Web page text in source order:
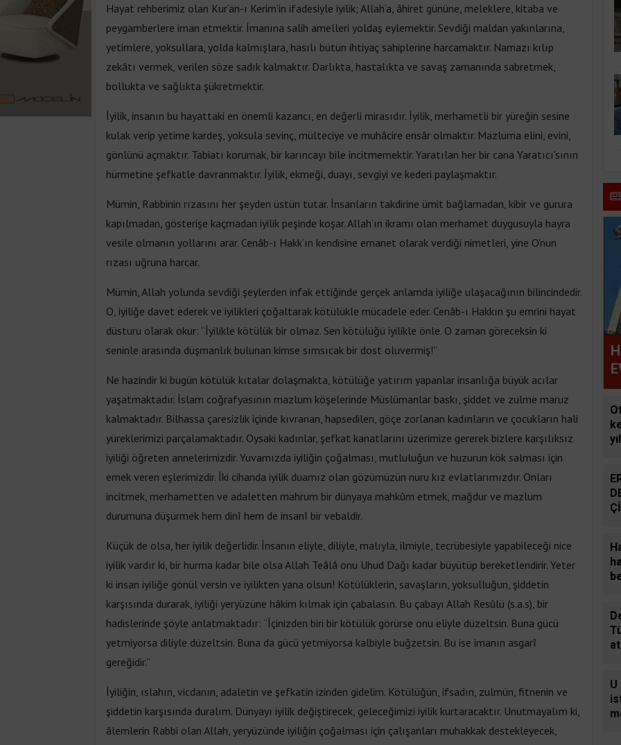
Hayat rehberimiz olan Kur’an-ı Kerim’in ifadesiyle iyilik; Allah’a, âhiret gününe, meleklere, kitaba ve
peygamberlere iman etmektir. İmanına salih amelleri yoldaş eylemektir. Sevdiği maldan yakınlarına,
yetimlere, yoksullara, yolda kalmışlara, hasılı bütün ihtiyaç sahiplerine harcamaktır. Namazı kılıp
zekâtı vermek, verilen söze sadık kalmaktır. Darlıkta, hastalıkta ve savaş zamanında sabretmek,
bollukta ve sağlıkta şükretmektir.
İyilik, insanın bu hayattaki en önemli kazancı, en değerli mirasıdır. İyilik, merhametli bir yüreğin sesine
kulak verip yetime kardeş, yoksula sevinç, mülteciye ve muhâcire ensâr olmaktır. Mazluma elini, evini,
gönlünü açmaktır. Tabiatı korumak, bir karıncayı bile incitmemektir. Yaratılan her bir cana Yaratıcı’sının
hürmetine şefkatle davranmaktır. İyilik, ekmeği, duayı, sevgiyi ve kederi paylaşmaktır.
Mümin, Rabbinin rızasını her şeyden üstün tutar. İnsanların takdirine ümit bağlamadan, kibir ve gurura
kapılmadan, gösterişe kaçmadan iyilik peşinde koşar. Allah’ın ikramı olan merhamet duygusuyla hayra
vesile olmanın yollarını arar. Cenâb-ı Hakk’ın kendisine emanet olarak verdiği nimetleri, yine O’nun
rızası uğruna harcar.
Mümin, Allah yolunda sevdiği şeylerden infak ettiğinde gerçek anlamda iyiliğe ulaşacağının bilincindedir.
O, iyiliğe davet ederek ve iyilikleri çoğaltarak kötülükle mücadele eder. Cenâb-ı Hakkın şu emrini hayat
düsturu olarak okur: “İyilikle kötülük bir olmaz. Sen kötülüğü iyilikle önle. O zaman göreceksin ki
seninle arasında düşmanlık bulunan kimse sımsıcak bir dost oluvermiş!”
Ne hazindir ki bugün kötülük kıtalar dolaşmakta, kötülüğe yatırım yapanlar insanlığa büyük acılar
yaşatmaktadır. İslam coğrafyasının mazlum köşelerinde Müslümanlar baskı, şiddet ve zulme maruz
kalmaktadır. Bilhassa çaresizlik içinde kıvranan, hapsedilen, göçe zorlanan kadınların ve çocukların hali
yüreklerimizi parçalamaktadır. Oysaki kadınlar, şefkat kanatlarını üzerimize gererek bizlere karşılıksız
iyiliği öğreten annelerimizdir. Yuvamızda iyiliğin çoğalması, mutluluğun ve huzurun kök salması için
emek veren eşlerimizdir. İki cihanda iyilik duamız olan gözümüzün nuru kız evlatlarımızdır. Onları
incitmek, merhametten ve adaletten mahrum bir dünyaya mahkûm etmek, mağdur ve mazlum
durumuna düşürmek hem dinî hem de insanî bir vebaldir.
Küçük de olsa, her iyilik değerlidir. İnsanın eliyle, diliyle, malıyla, ilmiyle, tecrübesiyle yapabileceği nice
iyilik vardır ki, bir hurma kadar bile olsa Allah Teâlâ onu Uhud Dağı kadar büyütüp bereketlendirir. Yeter
ki insan iyiliğe gönül versin ve iyilikten yana olsun! Kötülüklerin, savaşların, yoksulluğun, şiddetin
karşısında durarak, iyiliği yeryüzüne hâkim kılmak için çabalasın. Bu çabayı Allah Resûlü (s.a.s), bir
hadislerinde şöyle anlatmaktadır: “İçinizden biri bir kötülük görürse onu eliyle düzeltsin. Buna gücü
yetmiyorsa diliyle düzeltsin. Buna da gücü yetmiyorsa kalbiyle buğzetsin. Bu ise imanın asgarî
gereğidir.”
İyiliğin, ıslahın, vicdanın, adaletin ve şefkatin izinden gidelim. Kötülüğün, ifsadın, zulmün, fitnenin ve
şiddetin karşısında duralım. Dünyayı iyilik değiştirecek, geleceğimizi iyilik kurtaracaktır. Unutmayalım ki,
âlemlerin Rabbi olan Allah, yeryüzünde iyiliğin çoğalması için çalışanları muhakkak destekleyecek,
U